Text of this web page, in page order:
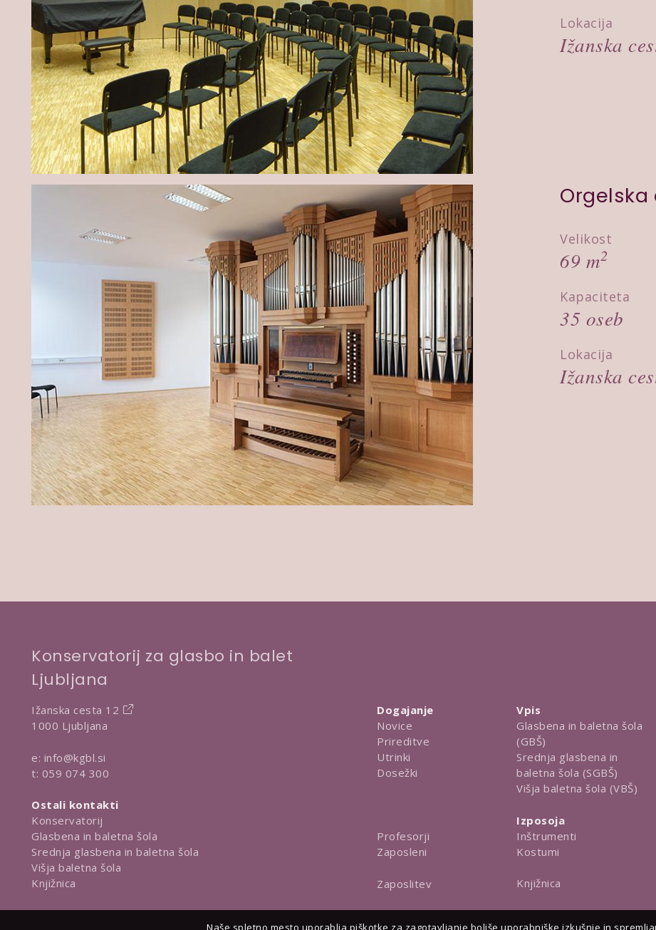
Lokacija
Ižanska
Orgelska
Velikost
69 m2
Kapaciteta
35 oseb
Lokacija
Ižanska
Konservatorij za glasbo in balet
Ljubljana
Ižanska cesta 12
1000 Ljubljana
e: info@kgbl.si
t: 059 074 300
Ostali kontakti
Konservatorij
Glasbena in baletna šola
Srednja glasbena in baletna šola
Višja baletna šola
Knjižnica
Dogajanje
Novice
Prireditve
Utrinki
Dosežki
Profesorji
Zaposleni
Zaposlitev
Vpis
Glasbena in baletna šola
(GBŠ)
Srednja glasbena in
baletna šola (SGBŠ)
Višja baletna šola (VBŠ)
Izposoja
Inštrumenti
Kostumi
Knjižnica
Naše spletno mesto uporablja piškotke za zagotavljanje boljše uporabniške izkušnje in